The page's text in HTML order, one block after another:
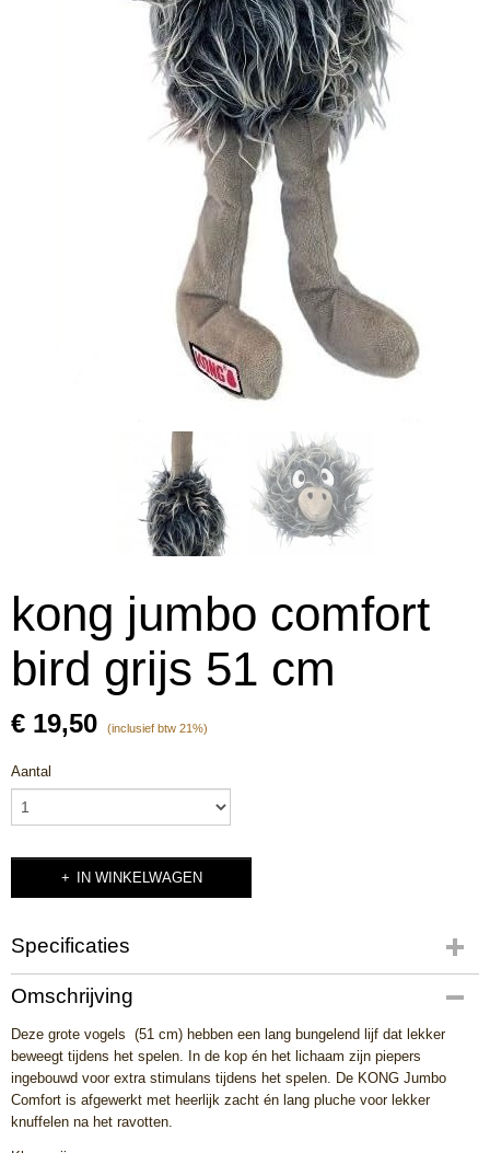
kong jumbo comfort
bird grijs 51 cm
€ 19,50 (inclusief btw 21%)
Aantal
IN WINKELWAGEN
Specificaties
Productcode
K266
EAN code
035585509112
Productcode leverancier
RJBXE
Omschrijving
Deze grote vogels (51 cm) hebben een lang bungelend lijf dat lekker
beweegt tijdens het spelen. In de kop én het lichaam zijn piepers
ingebouwd voor extra stimulans tijdens het spelen. De KONG Jumbo
Comfort is afgewerkt met heerlijk zacht én lang pluche voor lekker
knuffelen na het ravotten.